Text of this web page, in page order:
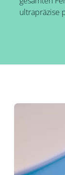
ultrapräzise